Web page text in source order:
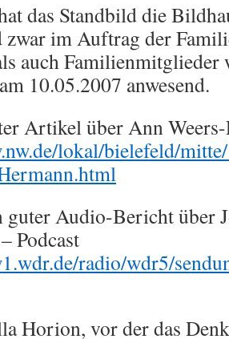
das Standbild die
zwar im Auftrag der
auch Familienmitglieder
10.05.2007 anwesend.
Artikel über Ann
lokal/bielefeld/
guter Audio-Bericht über
Podcast
radio/wdr5/
Horion, vor der das